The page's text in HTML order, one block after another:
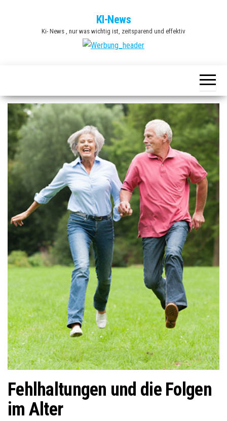
KI-News
Ki- News , nur was wichtig ist, zeitsparend und effektiv
Fehlhaltungen und die Folgen
im Alter